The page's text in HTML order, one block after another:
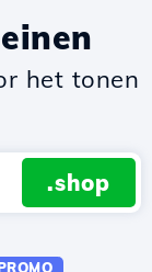
het tonen
.shop